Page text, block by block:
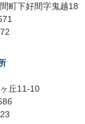
町下好間字鬼越18
丘11-10